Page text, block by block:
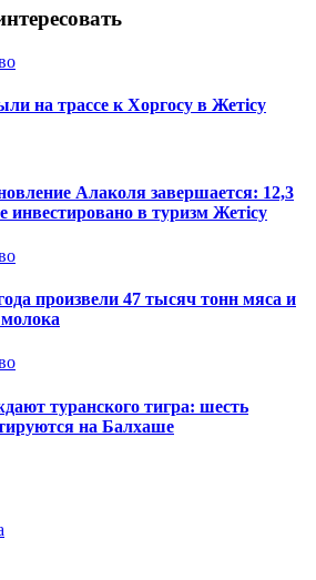
на трассе к Хоргосу в Жетісу
Алаколя завершается: 12,3
инвестировано в туризм Жетісу
произвели 47 тысяч тонн мяса и
туранского тигра: шесть
на Балхаше